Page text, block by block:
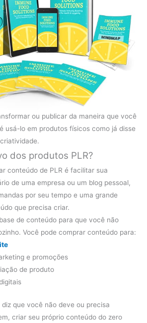
ou publicar da maneira que você
usá-lo em produtos físicos como já disse
dos produtos PLR?
conteúdo de PLR ​​é facilitar sua
de uma empresa ou um blog pessoal,
por seu tempo e uma grande
que precisa criar.
de conteúdo para que você não
Você pode comprar conteúdo para:
e promoções
de produto
que você não deve ou precisa
criar seu próprio conteúdo do zero